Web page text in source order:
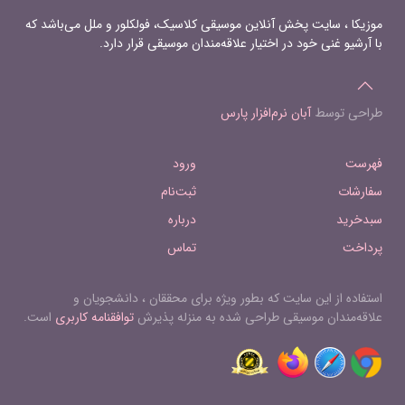
موزیکا ، سایت پخش آنلاین موسیقی کلاسیک، فولکلور و ملل می‌باشد که
با آرشیو غنی خود در اختیار علاقه‌مندان موسیقی قرار دارد.
طراحی توسطآبان نرم‌افزار پارس
فهرست
سفارشات
سبدخرید
پرداخت
ورود
ثبت‌نام
درباره
تماس
استفاده از این سایت که بطور ویژه برای محققان ، دانشجویان و
علاقه‌مندان موسیقی طراحی شده به منزله پذیرشتوافقنامه کاربریاست.